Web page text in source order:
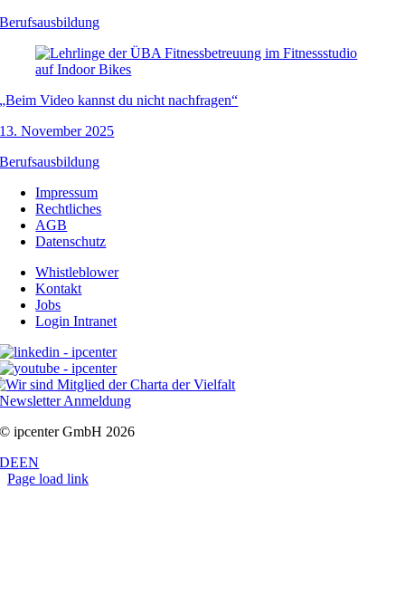
Berufsausbildung
„Beim Video kannst du nicht nachfragen“
13. November 2025
Berufsausbildung
Impressum
Rechtliches
AGB
Datenschutz
Whistleblower
Kontakt
Jobs
Login Intranet
Newsletter Anmeldung
© ipcenter GmbH 2026
DEEN
Page load link